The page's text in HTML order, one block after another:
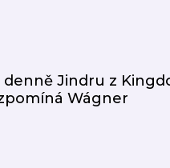
Jindru z
Wágner